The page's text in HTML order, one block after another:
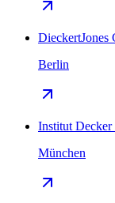
DieckertJones
Berlin
Institut
München